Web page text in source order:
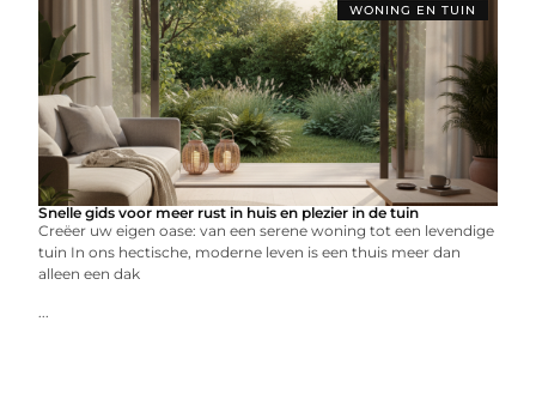
WONING EN TUIN
Snelle gids voor meer rust in huis en plezier in de tuin
Creëer uw eigen oase: van een serene woning tot een levendige
tuin In ons hectische, moderne leven is een thuis meer dan
alleen een dak
...